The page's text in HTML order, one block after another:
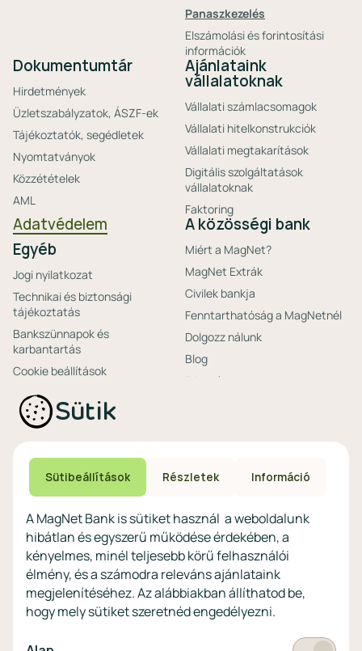
Panaszkezelés
Elszámolási és forintosítási
információk
Dokumentumtár
Hirdetmények
Üzletszabályzatok, ÁSZF-ek
Tájékoztatók, segédletek
Nyomtatványok
Közzétételek
AML
Ajánlataink
vállalatoknak
Vállalati számlacsomagok
Vállalati hitelkonstrukciók
Vállalati megtakarítások
Digitális szolgáltatások
vállalatoknak
Faktoring
Adatvédelem
Egyéb
Jogi nyilatkozat
Technikai és biztonsági
tájékoztatás
Bankszünnapok és
karbantartás
Cookie beállítások
A közösségi bank
Miért a MagNet?
MagNet Extrák
Civilek bankja
Fenntarthatóság a MagNetnél
Dolgozz nálunk
Blog
Friss hírek
Ajánlataink non-
profitoknak
számlacsomagok
Megtakarítások non-
profitoknak
Digitális szolgáltatások non-
profitoknak
eszközökön
Vértezze fel magát a
kibercsalásokkal
szemben!
Látogasson el a KiberPajzs
honlapra!
Sütik
Sütibeállítások Részletek Információ
A MagNet Bank is sütiket használ a weboldalunk
hibátlan és egyszerű működése érdekében, a
kényelmes, minél teljesebb körű felhasználói
élmény, és a számodra releváns ajánlataink
megjelenítéséhez. Az alábbiakban állíthatod be,
hogy mely sütiket szeretnéd engedélyezni.
Kötelező